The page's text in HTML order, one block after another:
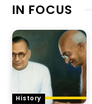
IN FOCUS
History